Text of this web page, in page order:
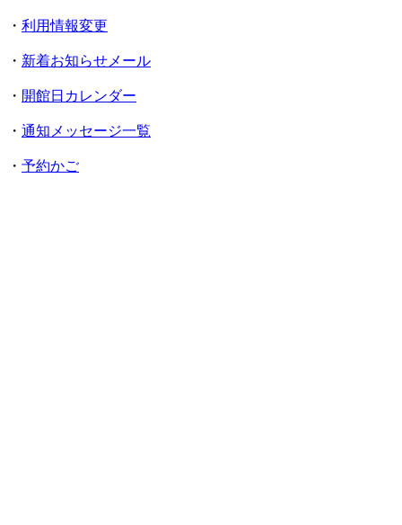
・ 利用情報変更
・ 新着お知らせメール
・ 開館日カレンダー
・ 通知メッセージ一覧
・ 予約かご